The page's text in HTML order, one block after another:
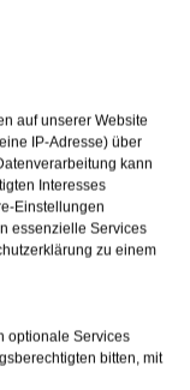
auf unserer Website
IP-Adresse) über
kann
Interesses
Einstellungen
essenzielle Services
zu einem
optionale Services
bitten, mit
mit der
im Grundsatz eine
der Arbeitnehmer
war, denn die
des Vorgehens